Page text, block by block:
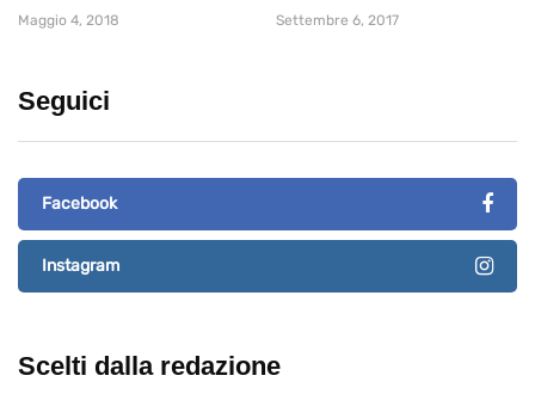
Maggio 4, 2018 Settembre 6, 2017
Seguici
Facebook
Instagram
Scelti dalla redazione